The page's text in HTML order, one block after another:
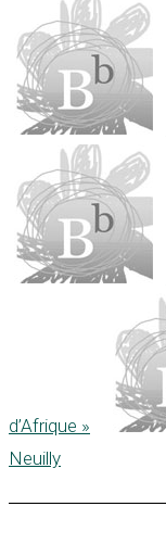
d’Afrique »
Neuilly